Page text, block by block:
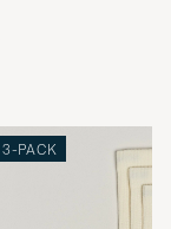
3-PACK